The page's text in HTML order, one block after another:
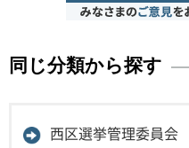
同じ分類から探す
西区選挙管理委員会